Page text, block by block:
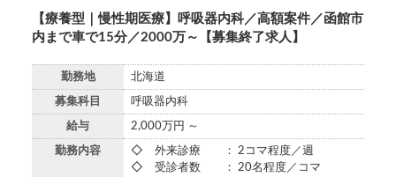
【療養型｜慢性期医療】呼吸器内科／高額案件／函館市
内まで車で15分／2000万～【募集終了求人】
勤務地 北海道
募集科目 呼吸器内科
給与 2,000万円 ～
勤務内容
◇ 外来診療 ： 2コマ程度／週
◇ 受診者数 ： 20名程度／コマ